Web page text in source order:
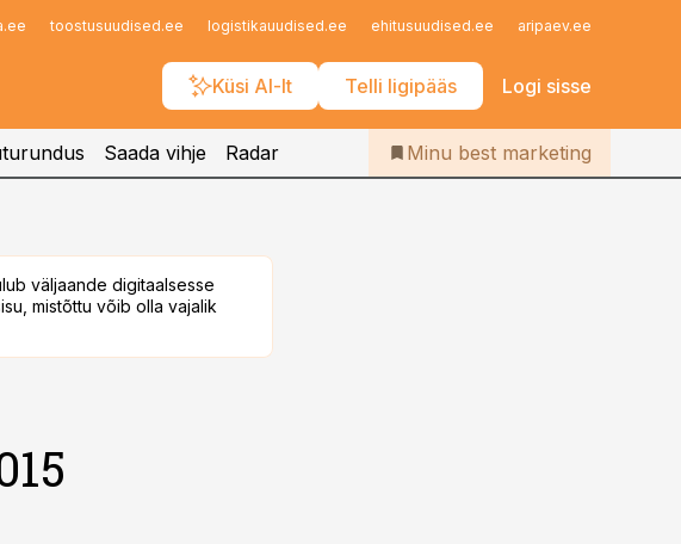
toostusuudised.ee logistikauudised.ee ehitusuudised.ee aripaev.ee
Küsi AI-lt Telli ligipääs Logi sisse
Iseteenindus
Telli Bestmarketing
Saada vihje Radar Minu best marketing
väljaande digitaalsesse
mistõttu võib olla vajalik